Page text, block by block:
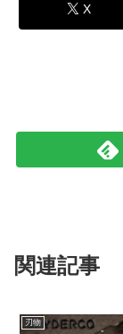
X
関連記事
刃物